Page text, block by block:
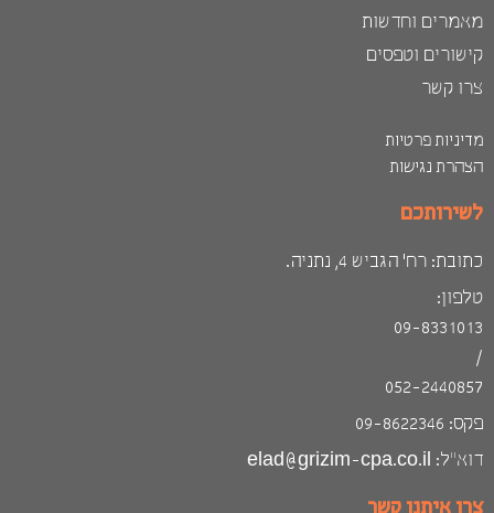
מאמרים וחדשות
קישורים וטפסים
צרו קשר
מדיניות פרטיות
הצהרת נגישות
לשירותכם
כתובת: רח׳ הגביש 4, נתניה.
טלפון:
09-8331013
/
052-2440857
פקס: 09-8622346
דוא״ל: elad@grizim-cpa.co.il
צרו איתנו קשר